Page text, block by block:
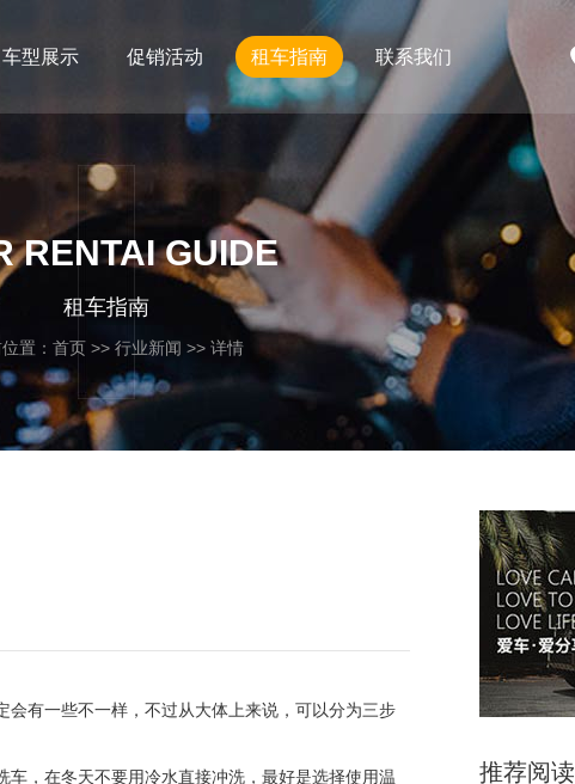
车型展示 促销活动 租车指南 联系我们
RENTAI GUIDE
租车指南
置： 首页 >> 行业新闻 >> 详情
有一些不一样，不过从大体上来说，可以分为三步
，在冬天不要用冷水直接冲洗，最好是选择使用温
推荐阅读